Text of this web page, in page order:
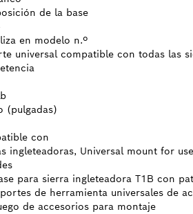
de la base
en modelo n.º
universal compatible con todas las
(pulgadas)
con
ingleteadoras, Universal mount for
para sierra ingleteadora T1B con
de herramienta universales de
de accesorios para montaje